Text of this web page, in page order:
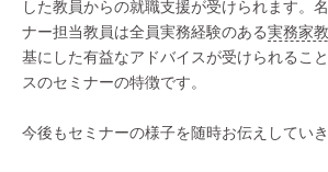
した教員からの就職支援が受けられます。
ナー担当教員は全員実務経験のある実務家
基にした有益なアドバイスが受けられるこ
スのセミナーの特徴です。
今後もセミナーの様子を随時お伝えしていき